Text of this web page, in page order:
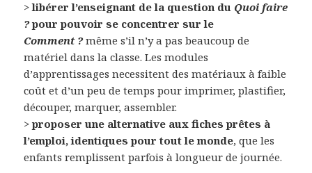
>libérer l’enseignant de la question du Quoi faire
?pour pouvoir se concentrer sur le
Comment ?même s’il n’y a pas beaucoup de
matériel dans la classe. Les modules
d’apprentissages necessitent des matériaux à faible
coût et d’un peu de temps pour imprimer, plastifier,
découper, marquer, assembler.
>proposer une alternative aux fiches prêtes à
l’emploi, identiques pour tout le monde, que les
enfants remplissent parfois à longueur de journée.